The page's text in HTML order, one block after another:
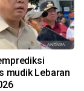
mudik Lebaran